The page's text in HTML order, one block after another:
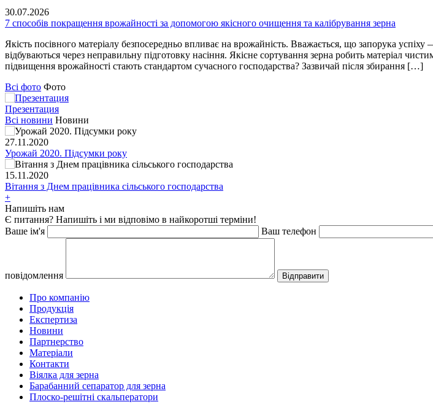
30.07.2026
7 способів покращення врожайності за допомогою якісного очищення та калібрування зерна
Якість посівного матеріалу безпосередньо впливає на врожайність. Вважається, що запорука
відбуваються через неправильну підготовку насіння. Якісне сортування зерна робить матеріал
підвищення врожайності стають стандартом сучасного господарства? Зазвичай після збирання […]
Всі фото Фото
Презентация
Всі новини Новини
27.11.2020
Урожай 2020. Підсумки року
15.11.2020
Вітання з Днем працівника сільського господарства
+
Напишіть нам
Є питання? Напишіть і ми відповімо в найкоротші терміни!
Ваше ім'я
Ваш телефон
повідомлення
Про компанію
Продукція
Експертиза
Новини
Партнерство
Матеріали
Контакти
Віялка для зерна
Барабанний сепаратор для зерна
Плоско-решітні скальператори